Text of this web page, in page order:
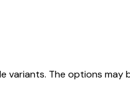
variants. The options